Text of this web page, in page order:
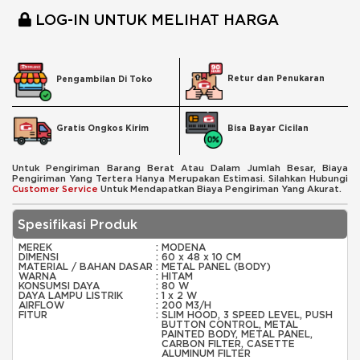
LOG-IN UNTUK MELIHAT HARGA
Pengambilan Di Toko Retur dan Penukaran
Gratis Ongkos Kirim Bisa Bayar Cicilan
Untuk Pengiriman Barang Berat Atau Dalam Jumlah Besar, Biaya
Pengiriman Yang Tertera Hanya Merupakan Estimasi. Silahkan Hubungi
Customer Service Untuk Mendapatkan Biaya Pengiriman Yang Akurat.
Spesifikasi Produk
MEREK : MODENA
DIMENSI
: 60 x 48 x 10 CM
MATERIAL / BAHAN DASAR : METAL PANEL (BODY)
WARNA
: HITAM
KONSUMSI DAYA
: 80 W
DAYA LAMPU LISTRIK
: 1 x 2 W
AIRFLOW
: 200 M3/H
FITUR
: SLIM HOOD, 3 SPEED LEVEL, PUSH
BUTTON CONTROL, METAL
PAINTED BODY, METAL PANEL,
CARBON FILTER, CASETTE
ALUMINUM FILTER